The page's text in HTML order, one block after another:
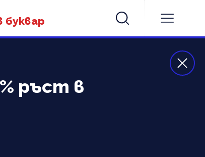
буквар
ръст в